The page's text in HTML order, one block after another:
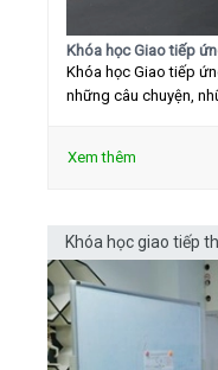
Khóa học Giao tiếp
Khóa học Giao tiếp
những câu chuyện,
Xem thêm
Khóa học giao tiếp